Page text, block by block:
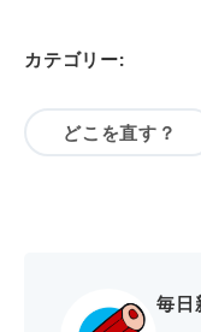
カテゴリー:
どこを直す？
毎日